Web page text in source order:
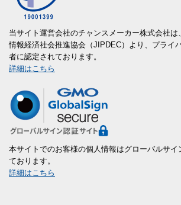
当サイト運営会社のチャンスメーカー株式会社
情報経済社会推進協会（JIPDEC）より、プライ
者に認定されております。
詳細はこちら
本サイトでのお客様の個人情報はグローバルサイ
ております。
詳細はこちら